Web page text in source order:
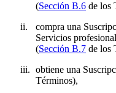
(Sección B.6 de los
ii.
compra una
Servicios
(Sección B.7 de los
iii. obtiene una
Términos),